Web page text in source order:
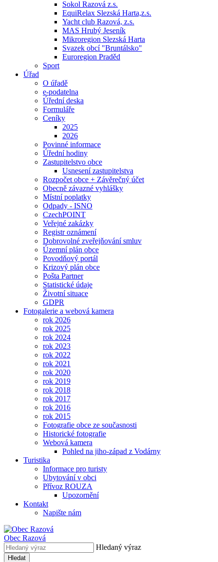
Sokol Razová z.s.
EquiRelax Slezská Harta,z.s.
Yacht club Razová, z.s.
MAS Hrubý Jeseník
Mikroregion Slezská Harta
Svazek obcí "Bruntálsko"
Euroregion Praděd
Sport
Úřad
O úřadě
e-podatelna
Úřední deska
Formuláře
Ceníky
2025
2026
Povinné informace
Úřední hodiny
Zastupitelstvo obce
Usnesení zastupitelstva
Rozpočet obce + Závěrečný účet
Obecně závazné vyhlášky
Místní poplatky
Odpady - ISNO
CzechPOINT
Veřejné zakázky
Registr oznámení
Dobrovolné zveřejňování smluv
Územní plán obce
Povodňový portál
Krizový plán obce
Pošta Partner
Statistické údaje
Životní situace
GDPR
Fotogalerie a webová kamera
rok 2026
rok 2025
rok 2024
rok 2023
rok 2022
rok 2021
rok 2020
rok 2019
rok 2018
rok 2017
rok 2016
rok 2015
Fotografie obce ze současnosti
Historické fotografie
Webová kamera
Pohled na jiho-západ z Vodárny
Turistika
Informace pro turisty
Ubytování v obci
Přívoz ROUZA
Upozornění
Kontakt
Napište nám
Obec Razová
Hledaný výraz
Hledat